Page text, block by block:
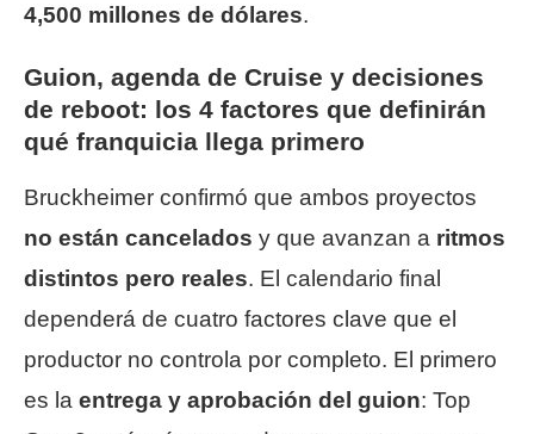
4,500 millones de dólares.
Guion, agenda de Cruise y decisiones
de reboot: los 4 factores que definirán
qué franquicia llega primero
Bruckheimer confirmó que ambos proyectos
no están cancelados y que avanzan a ritmos
distintos pero reales. El calendario final
dependerá de cuatro factores clave que el
productor no controla por completo. El primero
es la entrega y aprobación del guion: Top